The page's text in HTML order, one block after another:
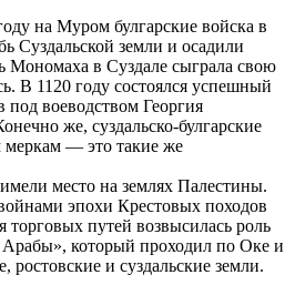
на Муром булгарские войска в
Суздальской земли и осадили
Мономаха в Суздале сыграла свою
В 1120 году состоялся успешный
под воеводством Георгия
же, суздальско-булгарские
— это такие же
место на землях Палестины.
эпохи Крестовых походов
путей возвысилась роль
Арабы», который проходил по Оке и
ростовские и суздальские земли.